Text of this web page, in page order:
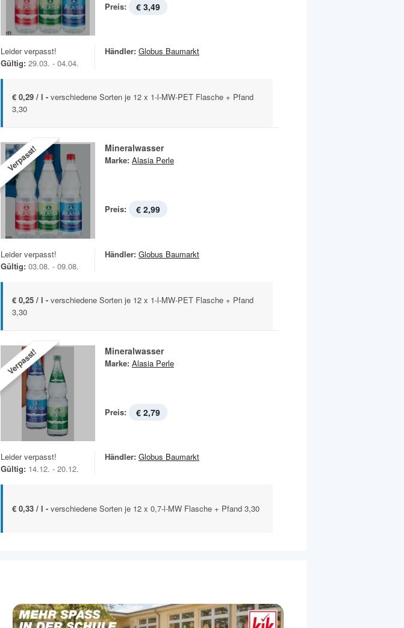
Preis: € 3,49
Leider verpasst!
Gültig: 29.03. - 04.04.
Händler: Globus Baumarkt
€ 0,29 / l - verschiedene Sorten je 12 x 1-l-MW-PET Flasche + Pfand
3,30
Verpasst! Mineralwasser
Marke: Alasia Perle
Preis: € 2,99
Leider verpasst!
Gültig: 03.08. - 09.08.
Händler: Globus Baumarkt
€ 0,25 / l - verschiedene Sorten je 12 x 1-l-MW-PET Flasche + Pfand
3,30
Verpasst! Mineralwasser
Marke: Alasia Perle
Preis: € 2,79
Leider verpasst!
Gültig: 14.12. - 20.12.
Händler: Globus Baumarkt
€ 0,33 / l - verschiedene Sorten je 12 x 0,7-l-MW Flasche + Pfand 3,30